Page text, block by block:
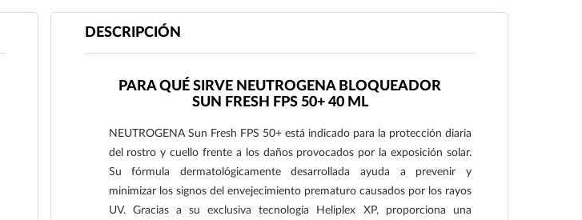
DESCRIPCIÓN
PARA QUÉ SIRVE NEUTROGENA BLOQUEADOR
SUN FRESH FPS 50+ 40 ML
NEUTROGENA Sun Fresh FPS 50+ está indicado para la protección diaria
del rostro y cuello frente a los daños provocados por la exposición solar.
Su fórmula dermatológicamente desarrollada ayuda a prevenir y
minimizar los signos del envejecimiento prematuro causados por los rayos
UV. Gracias a su exclusiva tecnología Heliplex XP, proporciona una